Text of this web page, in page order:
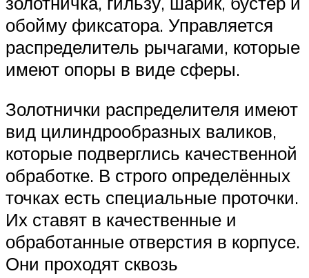
обойму фиксатора. Управляется
распределитель рычагами, которые
имеют опоры в виде сферы.
Золотнички распределителя имеют
вид цилиндрообразных валиков,
которые подверглись качественной
обработке. В строго определённых
точках есть специальные проточки.
Их ставят в качественные и
обработанные отверстия в корпусе.
Они проходят сквозь